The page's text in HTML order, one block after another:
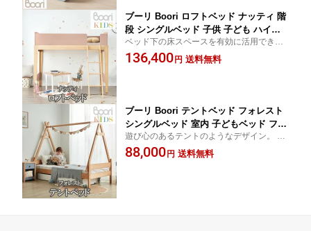
ブーリ Boori ロフトベッド ナッティ 階
段 シングルベッド 子供 子ども ハイタ
イプ 一人寝 ミドル ベッド フレーム ベ
ッド 子供 子供部屋 BK-NASLBv22
ベッド下の床スペースを有効に活用できま
す。 洗練されたモダンなスタイル。 シング
ルベッド ひとり寝 フレーム
136,400 円 送料無料
ブーリ Boori テントベッド フォレスト
シングルベッド 室内 子どもベッド フレ
ーム 子供用ベッド おしゃれ テント 子
供部屋 ベッド 子供 BK-FOSB
遊び心のあるテントのようなデザイン。 秘
密基地のようなベッドに。 ひとり寝 フレー
ム 屋根
88,000 円 送料無料